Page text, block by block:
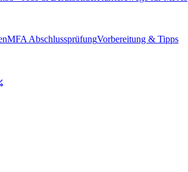
MFA AbschlussprüfungVorbereitung & Tipps